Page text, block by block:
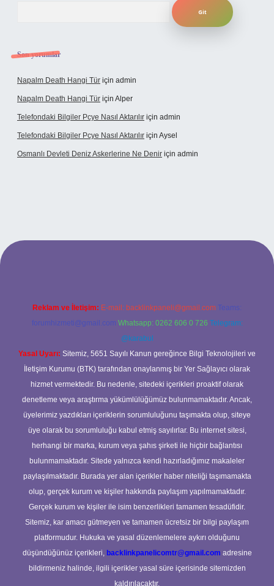
Son yorumlar
Napalm Death Hangi Tür için admin
Napalm Death Hangi Tür için Alper
Telefondaki Bilgiler Pcye Nasıl Aktarılır için admin
Telefondaki Bilgiler Pcye Nasıl Aktarılır için Aysel
Osmanlı Devleti Deniz Askerlerine Ne Denir için admin
giriş
Reklam ve İletişim: E-mail: backlinkpaneli@gmail.com Teams:
forumhizmeti@gmail.com Whatsapp: 0262 606 0 726 Telegram:
@karabul
Yasal Uyarı: Sitemiz, 5651 Sayılı Kanun gereğince Bilgi Teknolojileri ve
İletişim Kurumu (BTK) tarafından onaylanmış bir Yer Sağlayıcı olarak
hizmet vermektedir. Bu nedenle, sitedeki içerikleri proaktif olarak
denetleme veya araştırma yükümlülüğümüz bulunmamaktadır. Ancak,
üyelerimiz yazdıkları içeriklerin sorumluluğunu taşımakta olup, siteye
üye olarak bu sorumluluğu kabul etmiş sayılırlar. Bu internet sitesi,
herhangi bir marka, kurum veya şahıs şirketi ile hiçbir bağlantısı
bulunmamaktadır. Sitede yalnızca kendi hazırladığımız makaleler
paylaşılmaktadır. Burada yer alan içerikler haber niteliği taşımamakta
olup, gerçek kurum ve kişiler hakkında paylaşım yapılmamaktadır.
Gerçek kurum ve kişiler ile isim benzerlikleri tamamen tesadüfidir.
Sitemiz, kar amacı gütmeyen ve tamamen ücretsiz bir bilgi paylaşım
platformudur. Hukuka ve yasal düzenlemelere aykırı olduğunu
düşündüğünüz içerikleri, backlinkpanelicomtr@gmail.com adresine
bildirmeniz halinde, ilgili içerikler yasal süre içerisinde sitemizden
kaldırılacaktır.